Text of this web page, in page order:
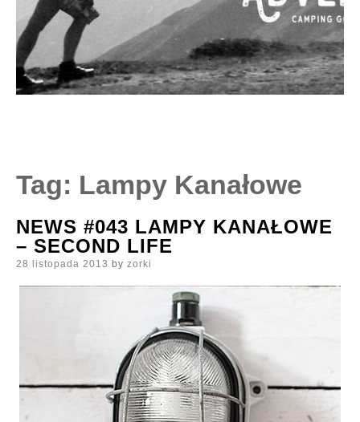
Tag: Lampy Kanałowe
NEWS #043 LAMPY KANAŁOWE
– SECOND LIFE
Posted
28 listopada 2013 by zorki